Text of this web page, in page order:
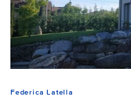
Federica Latella